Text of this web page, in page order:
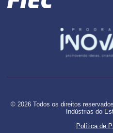
© 2026 Todos os direitos
Indústrias do
Política de